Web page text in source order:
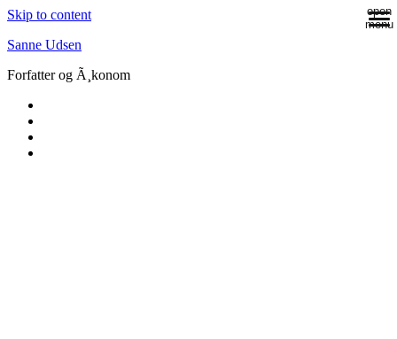
Skip to content
Sanne Udsen
Forfatter og Ã¸konom
open
menu